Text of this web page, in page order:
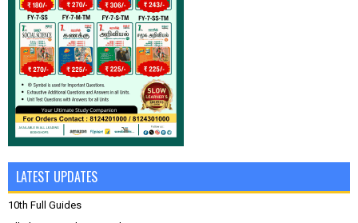
LATEST UPDATES
10th Full Guides